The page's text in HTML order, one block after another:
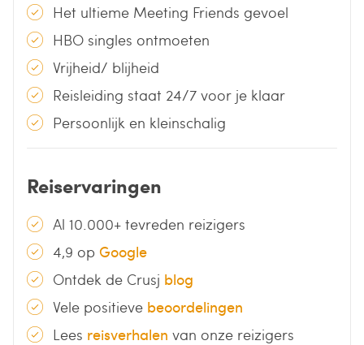
Het ultieme Meeting Friends gevoel
HBO singles ontmoeten
Vrijheid/ blijheid
Reisleiding staat 24/7 voor je klaar
Persoonlijk en kleinschalig
Reiservaringen
Al 10.000+ tevreden reizigers
4,9 op Google
Ontdek de Crusj blog
Vele positieve beoordelingen
Lees reisverhalen van onze reizigers